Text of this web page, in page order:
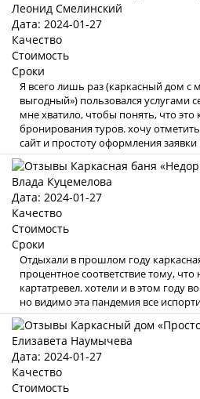
Леонид Смелинский
Дата: 2024-01-27
Качество
Стоимость
Сроки
Я всего лишь раз (каркасный дом с
выгодный») пользовался услугами
мне хватило, чтобы понять, что это
бронирования туров. хочу
сайт и простоту оформления заявки
Влада Куцемелова
Дата: 2024-01-27
Качество
Стоимость
Сроки
Отдыхали в прошлом году
процентное соответствие тому,
картатревел. хотели и в этом году
но видимо эта пандемия все
Елизавета Наумычева
Дата: 2024-01-27
Качество
Стоимость